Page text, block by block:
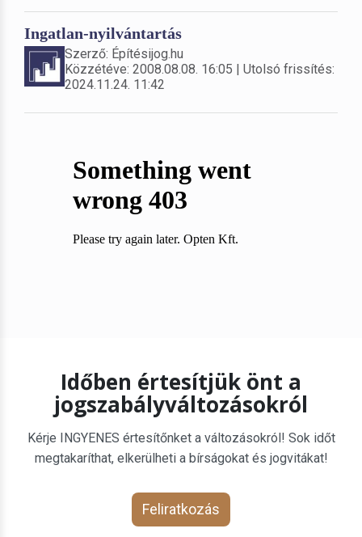
Ingatlan-nyilvántartás
Szerző: Építésijog.hu
Közzétéve: 2008.08.08. 16:05 | Utolsó frissítés:
2024.11.24. 11:42
Időben értesítjük önt a
jogszabályváltozásokról
Kérje INGYENES értesítőnket a változásokról! Sok időt
megtakaríthat, elkerülheti a bírságokat és jogvitákat!
Feliratkozás